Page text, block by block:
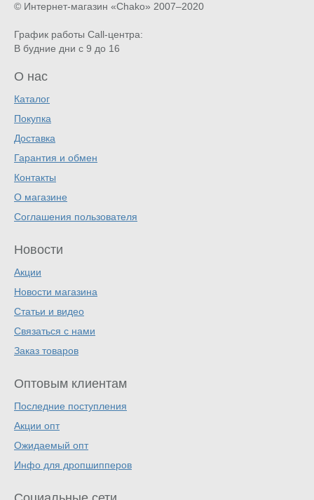
© Интернет-магазин «Chako» 2007–2020
График работы Call-центра:
В будние дни с 9 до 16
О нас
Каталог
Покупка
Доставка
Гарантия и обмен
Контакты
О магазине
Соглашения пользователя
Новости
Акции
Новости магазина
Статьи и видео
Связаться с нами
Заказ товаров
Оптовым клиентам
Последние поступления
Акции опт
Ожидаемый опт
Инфо для дропшипперов